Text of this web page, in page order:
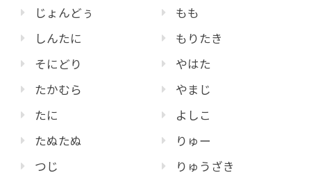
じょんどぅ
しんたに
そにどり
たかむら
たに
たぬたぬ
つじ
もも
もりたき
やはた
やまじ
よしこ
りゅー
りゅうざき